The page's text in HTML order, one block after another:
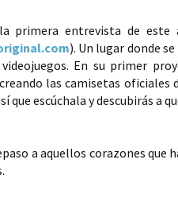
primera entrevista de este
). Un lugar donde
En su primer
las camisetas oficiales
que escúchala y descubirás a
a aquellos corazones que